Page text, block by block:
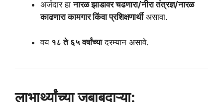
अर्जदार हानारळ झाडावर चढणारा/नीरा तंत्रज्ञ/नारळ
काढणारा कामगार किंवा प्रशिक्षणार्थीअसावा.
वय १८ ते ६५ वर्षांच्यादरम्यान असावे.
लाभार्थ्यांच्या जबाबदाऱ्या: